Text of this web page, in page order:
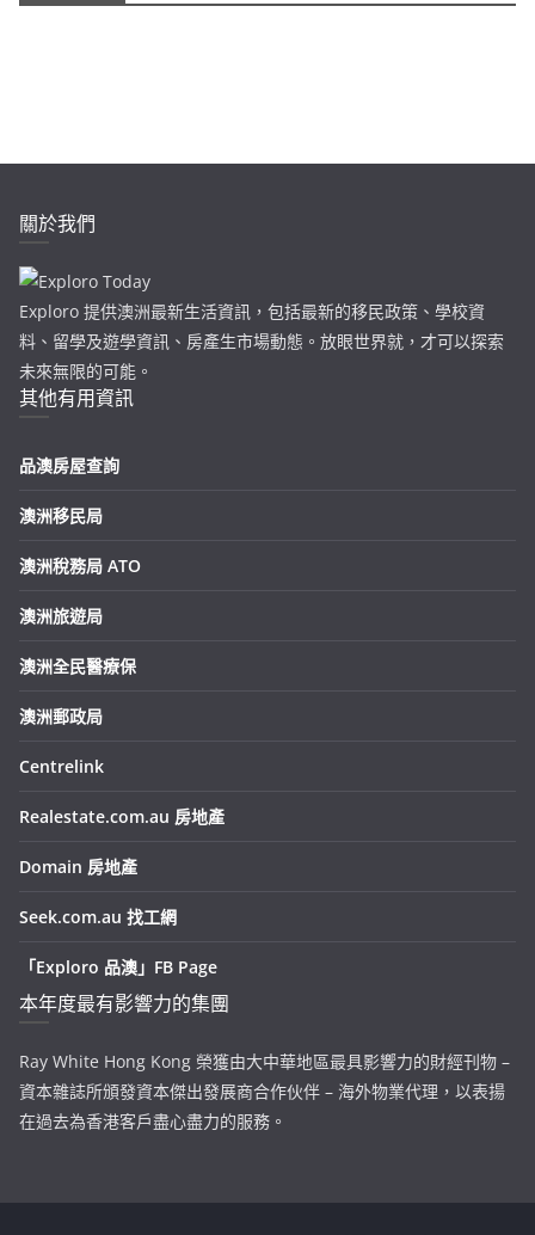
關於我們
Exploro 提供澳洲最新生活資訊，包括最新的移民政策、學校資
料、留學及遊學資訊、房產生市場動態。放眼世界就，才可以探索
未來無限的可能。
其他有用資訊
品澳房屋查詢
澳洲移民局
澳洲稅務局 ATO
澳洲旅遊局
澳洲全民醫療保
澳洲郵政局
Centrelink
Realestate.com.au 房地產
Domain 房地產
Seek.com.au 找工網
「Exploro 品澳」FB Page
本年度最有影響力的集團
Ray White Hong Kong 榮獲由大中華地區最具影響力的財經刊物 –
資本雜誌所頒發資本傑出發展商合作伙伴 – 海外物業代理，以表揚
在過去為香港客戶盡心盡力的服務。